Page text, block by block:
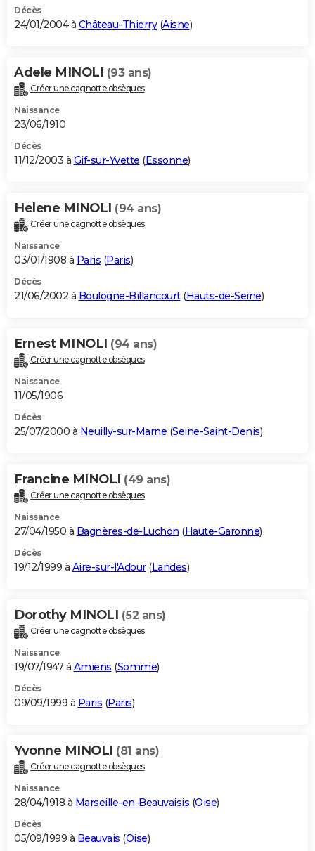
Décès
24/01/2004 à Château-Thierry(Aisne)
Adele MINOLI (93 ans)
Créer une cagnotte obsèques
Naissance
23/06/1910
Décès
11/12/2003 à Gif-sur-Yvette (Essonne)
Helene MINOLI (94 ans)
Créer une cagnotte obsèques
Naissance
03/01/1908 à Paris (Paris)
Décès
21/06/2002 à Boulogne-Billancourt(Hauts-de-Seine)
Ernest MINOLI (94 ans)
Créer une cagnotte obsèques
Naissance
11/05/1906
Décès
25/07/2000 à Neuilly-sur-Marne (Seine-Saint-Denis)
Francine MINOLI (49 ans)
Créer une cagnotte obsèques
Naissance
27/04/1950 à Bagnères-de-Luchon (Haute-Garonne)
Décès
19/12/1999 à Aire-sur-l'Adour(Landes)
Dorothy MINOLI (52 ans)
Créer une cagnotte obsèques
Naissance
19/07/1947 à Amiens (Somme)
Décès
09/09/1999 à Paris (Paris)
Yvonne MINOLI (81 ans)
Créer une cagnotte obsèques
Naissance
28/04/1918 à Marseille-en-Beauvaisis (Oise)
Décès
05/09/1999 à Beauvais (Oise)